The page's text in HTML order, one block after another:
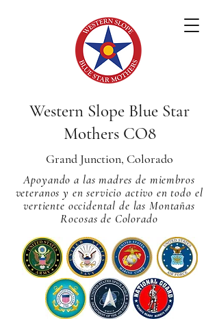
Western Slope Blue Star
Mothers CO8
Grand Junction, Colorado
Apoyando a las madres de miembros
veteranos y en servicio activo en todo el
vertiente occidental de las Montañas
Rocosas de Colorado